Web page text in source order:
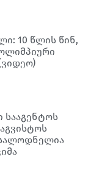
10 წლის წინ,
სააგენტოს